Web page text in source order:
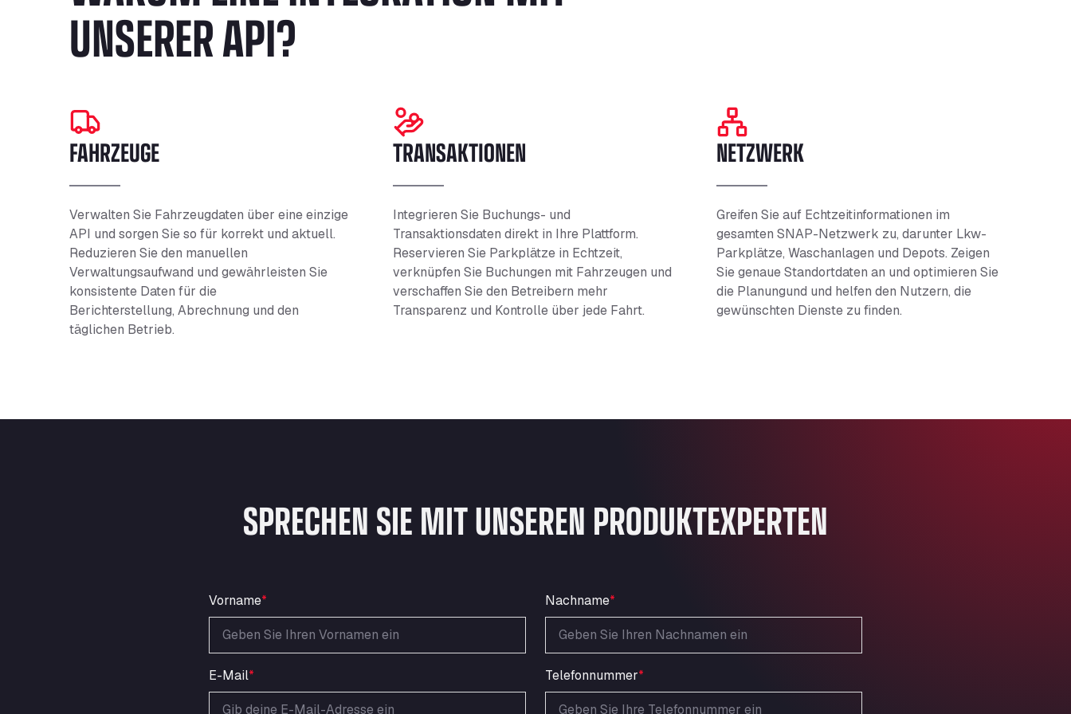
UNSERER API?
FAHRZEUGE
Verwalten Sie Fahrzeugdaten über eine einzige
API und sorgen Sie so für korrekt und aktuell.
Reduzieren Sie den manuellen
Verwaltungsaufwand und gewährleisten Sie
konsistente Daten für die
Berichterstellung, Abrechnung und den
täglichen Betrieb.
TRANSAKTIONEN
Integrieren Sie Buchungs- und
Transaktionsdaten direkt in Ihre Plattform.
Reservieren Sie Parkplätze in Echtzeit,
verknüpfen Sie Buchungen mit Fahrzeugen und
verschaffen Sie den Betreibern mehr
Transparenz und Kontrolle über jede Fahrt.
NETZWERK
Greifen Sie auf Echtzeitinformationen im
gesamten SNAP-Netzwerk zu, darunter Lkw-
Parkplätze, Waschanlagen und Depots. Zeigen
SiegenaueStandortdaten an und optimieren Sie
die Planungund und helfen den Nutzern, die
gewünschten Dienste zu finden.
SPRECHEN SIE MIT UNSEREN PRODUKTEXPERTEN
Vorname* Nachname*
E-Mail* Telefonnummer*